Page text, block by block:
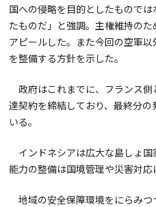
国への侵略を目的としたもので
たものだ」と強調。主権維持の
アピールした。また今回の空軍
を整備する方針を示した。
政府はこれまでに、フランス
達契約を締結しており、最終分
いる。
インドネシアは広大な島しょ
能力の整備は国境管理や災害対応
地域の安全保障環境をにらみ